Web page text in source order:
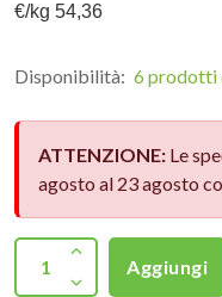
€/kg 54,36
Disponibilità: 6 prodotti
ATTENZIONE: Le
agosto al 23 agosto
Aggiungi